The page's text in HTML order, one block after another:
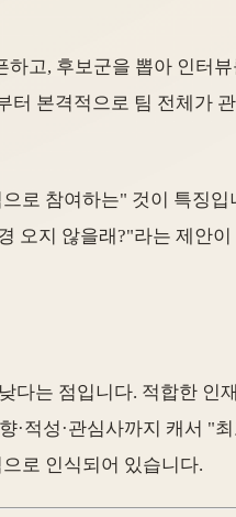
고, 후보군을 뽑아 인터
터 본격적으로 팀 전체가
로 참여하는" 것이 특징
오지 않을래?"라는 제안
다는 점입니다. 적합한 인
적성·관심사까지 캐서 "
로 인식되어 있습니다.